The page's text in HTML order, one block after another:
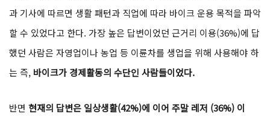
과 기사에 따르면 생활 패턴과 직업에 따라 바이크 운용 목적을 파악
할 수 있었다고 한다. 가장 높은 답변이었던 근거리 이용(36%)에 답
했던 사람은 자영업이나 농업 등 이륜차를 생업을 위해 사용해야 하
는 즉, 바이크가 경제활동의 수단인 사람들이었다.
반면 현재의 답변은 일상생활(42%)에 이어 주말 레저 (36%) 이